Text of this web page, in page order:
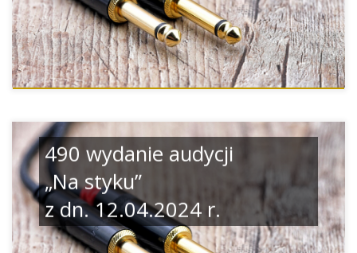
490 wydanie audycji
„Na styku”
z dn. 12.04.2024 r.